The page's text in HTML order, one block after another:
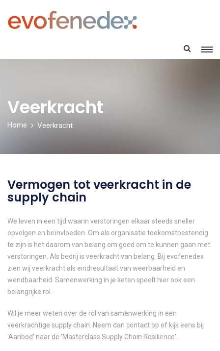
Veerkracht
Home Veerkracht
Vermogen tot veerkracht in de
supply chain
We leven in een tijd waarin verstoringen elkaar steeds sneller
opvolgen en beïnvloeden. Om als organisatie toekomstbestendig
te zijn is het daarom van belang om goed om te kunnen gaan met
verstoringen. Als bedrij is veerkracht van belang. Bij evofenedex
zien wij veerkracht als eindresultaat van weerbaarheid en
wendbaarheid. Samenwerking in je keten speelt hier ook een
belangrijke rol.
Wil je meer weten over de rol van samenwerking in een
veerkrachtige supply chain. Neem dan contact op of kijk eens bij
'Aanbod' naar de 'Masterclass Supply Chain Resilience'.